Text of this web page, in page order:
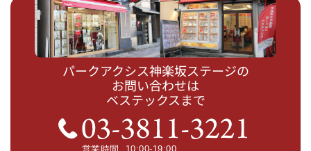
パークアクシス神楽坂ステージの
お問い合わせは
ベステックスまで